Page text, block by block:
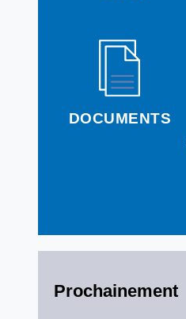
DOCUMENTS
Prochainement